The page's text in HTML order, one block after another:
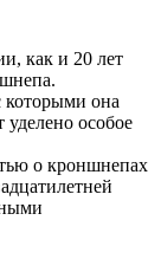
как и 20 лет
которыми она
уделено особое
о кроншнепах